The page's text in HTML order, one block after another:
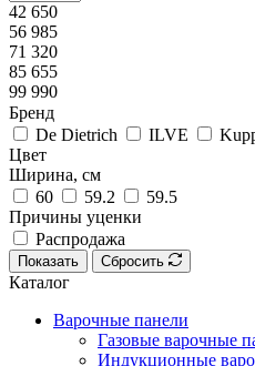
42 650
56 985
71 320
85 655
99 990
Бренд
De Dietrich
ILVE
Цвет
Ширина, см
60
59.2
59.5
Причины уценки
Распродажа
Показать Сбросить
Каталог
Варочные панели
Газовые варочные
Индукционные